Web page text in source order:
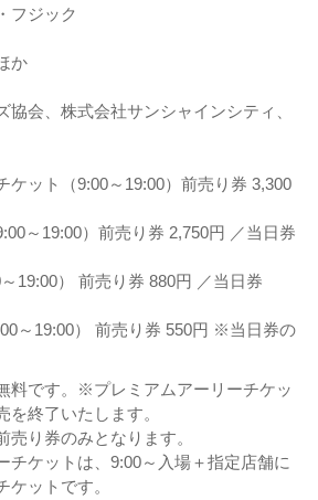
フジック
か
協会、株式会社サンシャインシティ、
ケット（9:00～19:00）前売り券 3,300
～19:00）前売り券 2,750円 ／当日券
19:00） 前売り券 880円 ／当日券
～19:00） 前売り券 550円 ※当日券の
料です。※プレミアムアーリーチケッ
を終了いたします。
り券のみとなります。
ケットは、9:00～入場＋指定店舗に
ケットです。